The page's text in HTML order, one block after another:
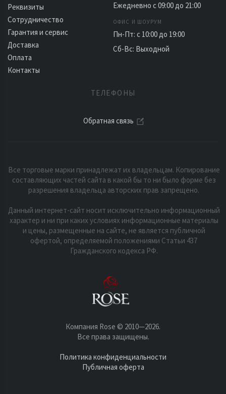
Реквизиты
Сотрудничество
Гарантия и сервис
Доставка
Оплата
Контакты
Ежедневно с 09:00 до 21:00
ОФИС И ШОУРУМ
Пн-Пт: с 10:00 до 19:00
Сб-Вс: Выходной
ТЕЛЕФОНЫ
Обратная связь
Компания Rose © 2010—2026.
Все права защищены.
Политика конфиденциальности
Публичная оферта
Все торговые марки принадлежат их владельцам. Копирование
составляющих частей сайта в какой бы то ни было форме без
разрешения владельца авторских прав запрещено.
Данный интернет-сайт носит исключительно информационный
характер и ни при каких условиях информационные материалы
и цены, размещенные на сайте, не является публичной
офертой, определяемой положениями Статьи 437
Гражданского кодекса РФ.